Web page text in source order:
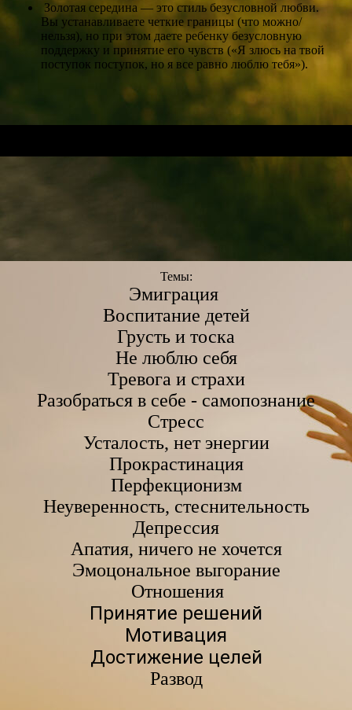
Золотая середина — это стиль безусловной любви.
Вы устанавливаете четкие границы (что можно/
нельзя), но при этом даете ребенку безусловную
поддержку и принятие его чувств («Я злюсь на твой
поступок поступок, но я все равно люблю тебя»).
Темы:
Эмиграция
Воспитание детей
Грусть и тоска
Не люблю себя
Тревога и страхи
Разобраться в себе - самопознание
Стресс
Усталость, нет энергии
Прокрастинация
Перфекционизм
Неуверенность, стеснительность
Депрессия
Апатия, ничего не хочется
Эмоцональное выгорание
Отношения
Принятие решений
Мотивация
Достижение целей
Развод